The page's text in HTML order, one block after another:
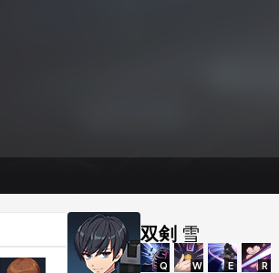
双剣 雪
Q W E R